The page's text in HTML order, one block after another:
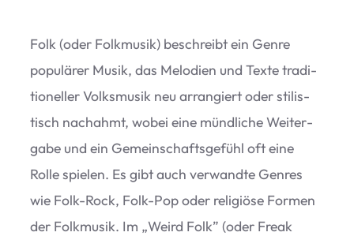
Folk (oder Folk­mu­sik) beschreibt ein Genre
popu­lä­rer Musik, das Melo­dien und Texte tra­di­
tio­nel­ler Volks­mu­sik neu arran­giert oder sti­lis­
tisch nach­ahmt, wobei eine münd­li­che Wei­ter­
gabe und ein Gemein­schafts­ge­fühl oft eine
Rolle spie­len. Es gibt auch ver­wandte Gen­res
wie Folk-Rock, Folk-Pop oder reli­giöse For­men
der Folk­mu­sik. Im „Weird Folk” (oder Freak